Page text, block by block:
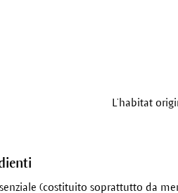
L’habitat
(costituito soprattutto da